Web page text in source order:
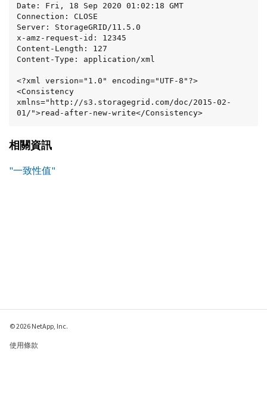
Date: Fri, 18 Sep 2020 01:02:18 GMT
Connection: CLOSE
Server: StorageGRID/11.5.0
x-amz-request-id: 12345
Content-Length: 127
Content-Type: application/xml
<?xml version="1.0" encoding="UTF-8"?>
<Consistency
xmlns="http://s3.storagegrid.com/doc/2015-02-
01/">read-after-new-write</Consistency>
相關資訊
"一致性值"
© 2026 NetApp, Inc.
使用條款